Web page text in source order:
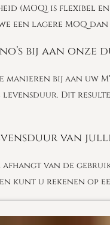
(MOQ) is flexibel
lagere MOQ dan
bij aan onze
manieren bij aan
Dit
van
van de
kunt u rekenen op